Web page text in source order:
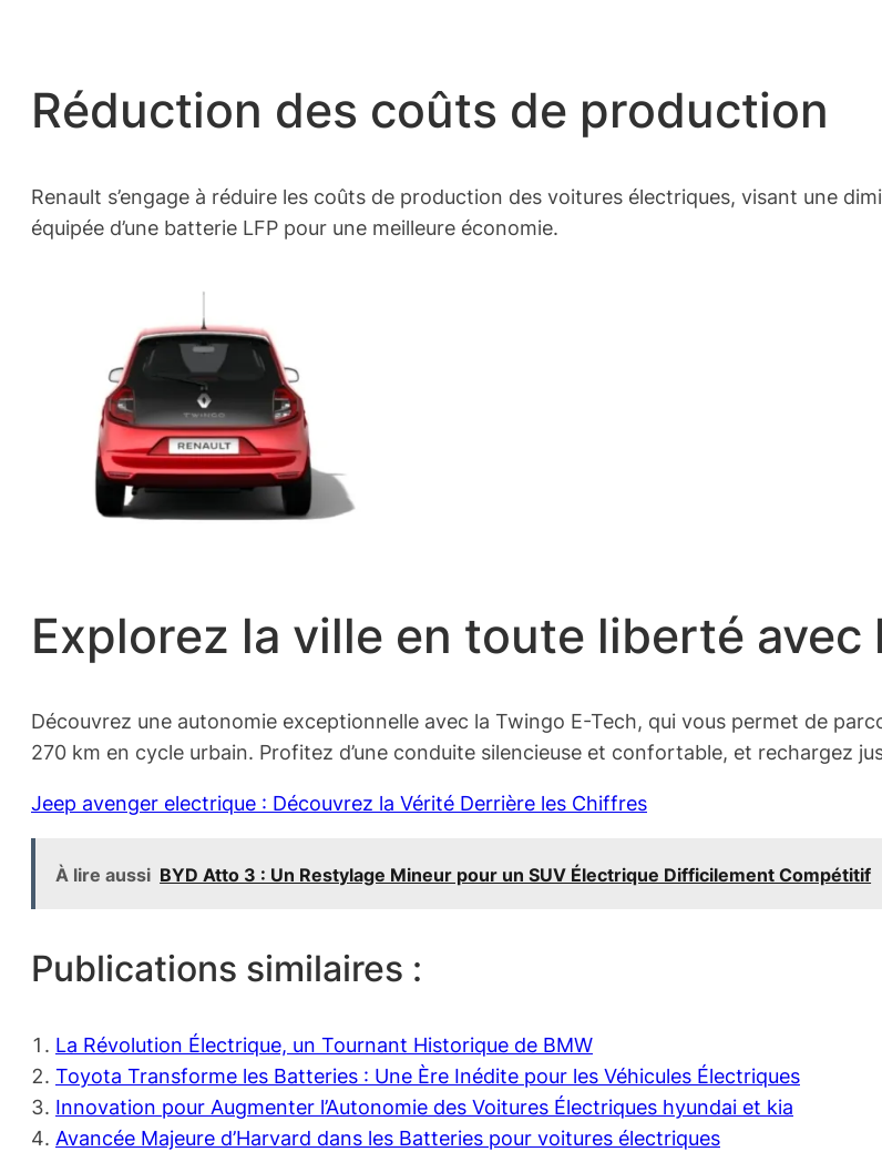
Réduction des coûts de production
Renault s’engage à réduire les coûts de production des voitures électriques, visant une
équipée d’une batterie LFP pour une meilleure économie.
Explorez la ville en toute liberté avec
Découvrez une autonomie exceptionnelle avec la Twingo E-Tech, qui vous permet de
270 km en cycle urbain. Profitez d’une conduite silencieuse et confortable, et rechargez
Jeep avenger electrique : Découvrez la Vérité Derrière les Chiffres
À lire aussi BYD Atto 3 : Un Restylage Mineur pour un SUV Électrique Difficilement Compétitif
Publications similaires :
La Révolution Électrique, un Tournant Historique de BMW
Toyota Transforme les Batteries : Une Ère Inédite pour les Véhicules Électriques
Innovation pour Augmenter l’Autonomie des Voitures Électriques hyundai et kia
Avancée Majeure d’Harvard dans les Batteries pour voitures électriques